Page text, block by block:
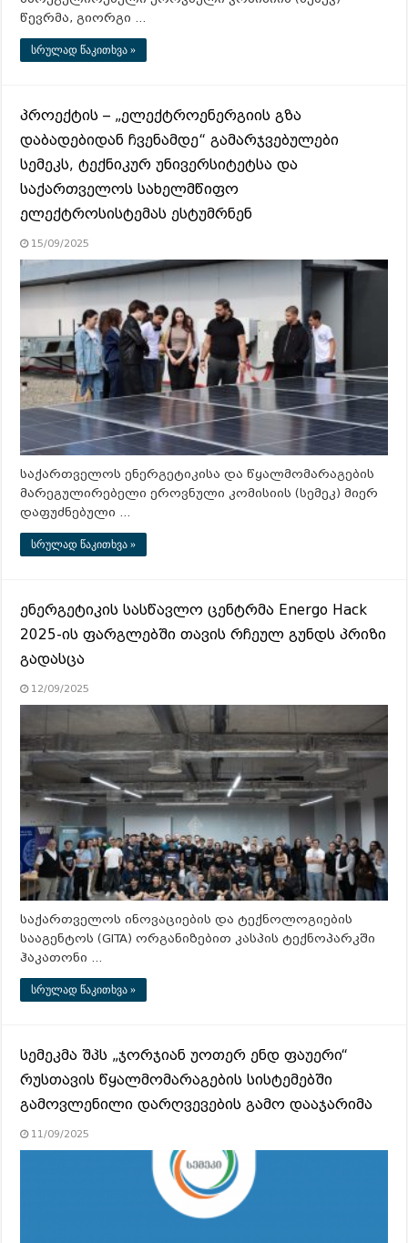
წევრმა, გიორგი …
სრულად წაკითხვა »
პროექტის – „ელექტროენერგიის გზა
დაბადებიდან ჩვენამდე“ გამარჯვებულები
სემეკს, ტექნიკურ უნივერსიტეტსა და
საქართველოს სახელმწიფო
ელექტროსისტემას ესტუმრნენ
15/09/2025
საქართველოს ენერგეტიკისა და წყალმომარაგების
მარეგულირებელი ეროვნული კომისიის (სემეკ) მიერ
დაფუძნებული …
სრულად წაკითხვა »
ენერგეტიკის სასწავლო ცენტრმა Energo Hack
2025-ის ფარგლებში თავის რჩეულ გუნდს პრიზი
გადასცა
12/09/2025
საქართველოს ინოვაციების და ტექნოლოგიების
სააგენტოს (GITA) ორგანიზებით კასპის ტექნოპარკში
ჰაკათონი …
სრულად წაკითხვა »
სემეკმა შპს „ჯორჯიან უოთერ ენდ ფაუერი“
რუსთავის წყალმომარაგების სისტემებში
გამოვლენილი დარღვევების გამო დააჯარიმა
11/09/2025